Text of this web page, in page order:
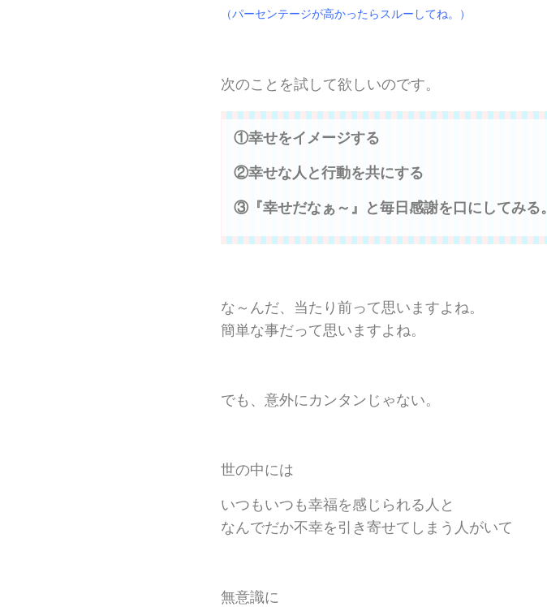
（パーセンテージが高かったらスルーしてね。）
次のことを試して欲しいのです。
①幸せをイメージする
②幸せな人と行動を共にする
③『幸せだなぁ～』と毎日感謝を口にしてみる。
な～んだ、当たり前って思いますよね。
簡単な事だって思いますよね。
でも、意外にカンタンじゃない。
世の中には
いつもいつも幸福を感じられる人と
なんでだか不幸を引き寄せてしまう人がいて
無意識に